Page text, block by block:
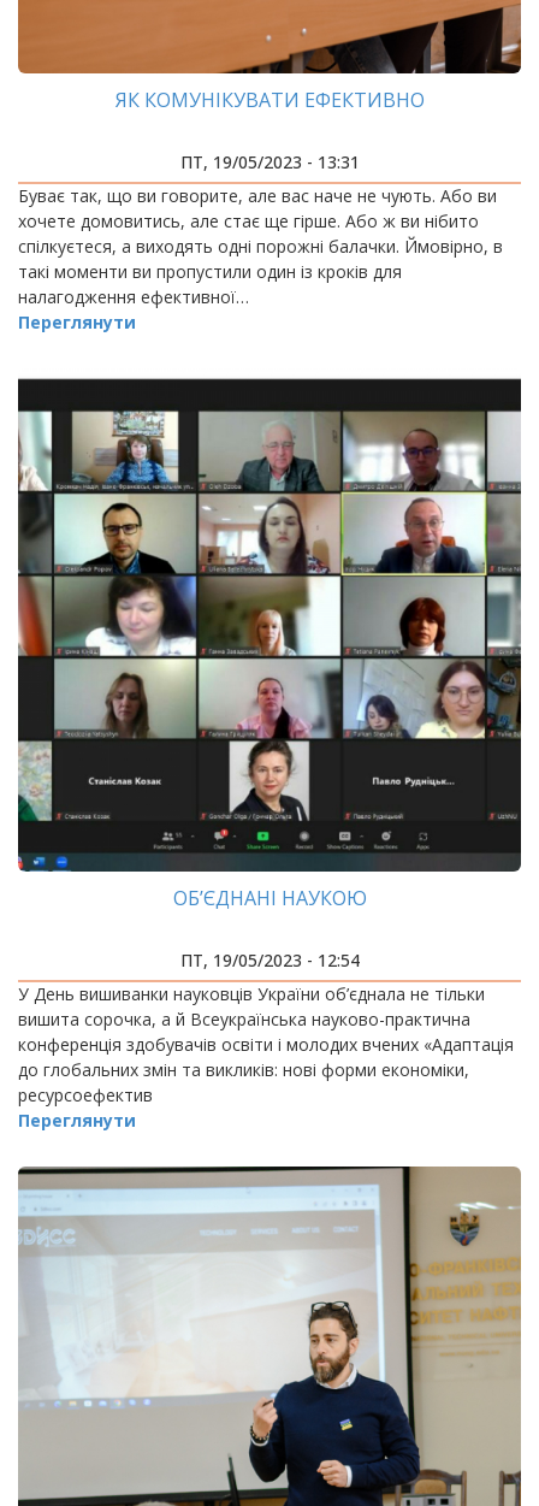
ЯК КОМУНІКУВАТИ ЕФЕКТИВНО
ПТ, 19/05/2023 - 13:31
Буває так, що ви говорите, але вас наче не чують. Або ви
хочете домовитись, але стає ще гірше. Або ж ви нібито
спілкуєтеся, а виходять одні порожні балачки. Ймовірно, в
такі моменти ви пропустили один із кроків для
налагодження ефективної…
Переглянути
ОБ’ЄДНАНІ НАУКОЮ
ПТ, 19/05/2023 - 12:54
У День вишиванки науковців України об’єднала не тільки
вишита сорочка, а й Всеукраїнська науково-практична
конференція здобувачів освіти і молодих вчених «Адаптація
до глобальних змін та викликів: нові форми економіки,
ресурсоефектив
Переглянути